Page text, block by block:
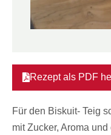
Rezept als PDF
Für den Biskuit- Teig
mit Zucker, Aroma